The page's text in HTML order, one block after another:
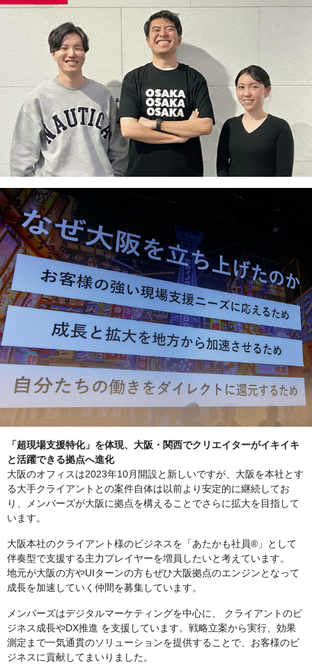
「超現場支援特化」を体現、大阪・関西でクリエイターがイキイキ
と活躍できる拠点へ進化
大阪のオフィスは2023年10月開設と新しいですが、大阪を本社とす
る大手クライアントとの案件自体は以前より安定的に継続してお
り、メンバーズが大阪に拠点を構えることでさらに拡大を目指して
います。
大阪本社のクライアント様のビジネスを「あたかも社員®️」として
伴奏型で支援する主力プレイヤーを増員したいと考えています。
地元が大阪の方やUIターンの方もぜひ大阪拠点のエンジンとなって
成長を加速していく仲間を募集しています。
メンバーズはデジタルマーケティングを中心に、 クライアントのビ
ジネス成長やDX推進 を支援しています。戦略立案から実行、効果
測定まで一気通貫のソリューションを提供することで、お客様のビ
ジネスに貢献してまいりました。